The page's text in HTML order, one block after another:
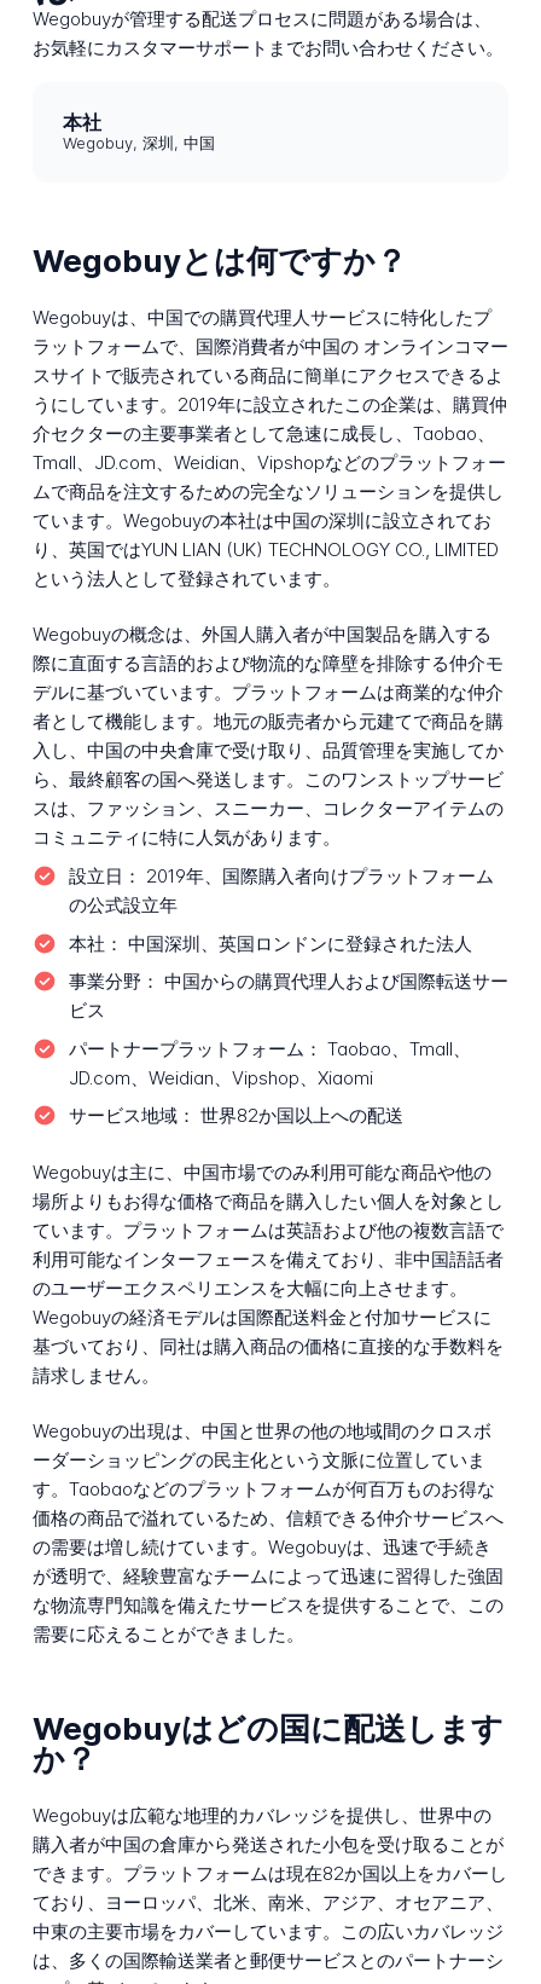
Wegobuyが管理する配送プロセスに問題がある場合は、
お気軽にカスタマーサポートまでお問い合わせください。
本社
Wegobuy, 深圳, 中国
Wegobuyとは何ですか？
Wegobuyは、中国での購買代理人サービスに特化したプ
ラットフォームで、国際消費者が中国の オンラインコマー
スサイトで販売されている商品に簡単にアクセスできるよ
うにしています。2019年に設立されたこの企業は、購買仲
介セクターの主要事業者として急速に成長し、Taobao、
Tmall、JD.com、Weidian、Vipshopなどのプラットフォー
ムで商品を注文するための完全なソリューションを提供し
ています。Wegobuyの本社は中国の深圳に設立されてお
り、英国ではYUN LIAN (UK) TECHNOLOGY CO., LIMITED
という法人として登録されています。
Wegobuyの概念は、外国人購入者が中国製品を購入する
際に直面する言語的および物流的な障壁を排除する仲介モ
デルに基づいています。プラットフォームは商業的な仲介
者として機能します。地元の販売者から元建てで商品を購
入し、中国の中央倉庫で受け取り、品質管理を実施してか
ら、最終顧客の国へ発送します。このワンストップサービ
スは、ファッション、スニーカー、コレクターアイテムの
コミュニティに特に人気があります。
設立日： 2019年、国際購入者向けプラットフォーム
の公式設立年
本社： 中国深圳、英国ロンドンに登録された法人
事業分野： 中国からの購買代理人および国際転送サー
ビス
パートナープラットフォーム： Taobao、Tmall、
JD.com、Weidian、Vipshop、Xiaomi
サービス地域： 世界82か国以上への配送
Wegobuyは主に、中国市場でのみ利用可能な商品や他の
場所よりもお得な価格で商品を購入したい個人を対象とし
ています。プラットフォームは英語および他の複数言語で
利用可能なインターフェースを備えており、非中国語話者
のユーザーエクスペリエンスを大幅に向上させます。
Wegobuyの経済モデルは国際配送料金と付加サービスに
基づいており、同社は購入商品の価格に直接的な手数料を
請求しません。
Wegobuyの出現は、中国と世界の他の地域間のクロスボ
ーダーショッピングの民主化という文脈に位置していま
す。Taobaoなどのプラットフォームが何百万ものお得な
価格の商品で溢れているため、信頼できる仲介サービスへ
の需要は増し続けています。Wegobuyは、迅速で手続き
が透明で、経験豊富なチームによって迅速に習得した強固
な物流専門知識を備えたサービスを提供することで、この
需要に応えることができました。
Wegobuyはどの国に配送します
か？
Wegobuyは広範な地理的カバレッジを提供し、世界中の
購入者が中国の倉庫から発送された小包を受け取ることが
できます。プラットフォームは現在82か国以上をカバーし
ており、ヨーロッパ、北米、南米、アジア、オセアニア、
中東の主要市場をカバーしています。この広いカバレッジ
は、多くの国際輸送業者と郵便サービスとのパートナーシ